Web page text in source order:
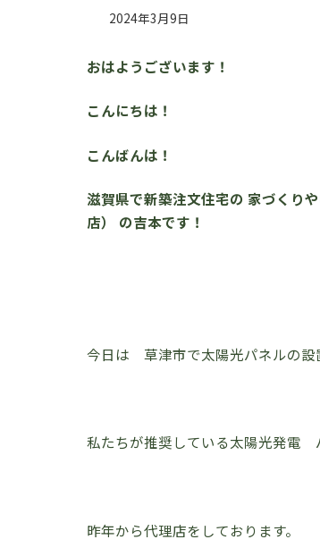
2024年3月9日
おはようございます！
こんにちは！
こんばんは！
滋賀県で新築注文住宅の 家づくり
店） の吉本です！
今日は 草津市で太陽光パネルの設
私たちが推奨している太陽光発電
昨年から代理店をしております。